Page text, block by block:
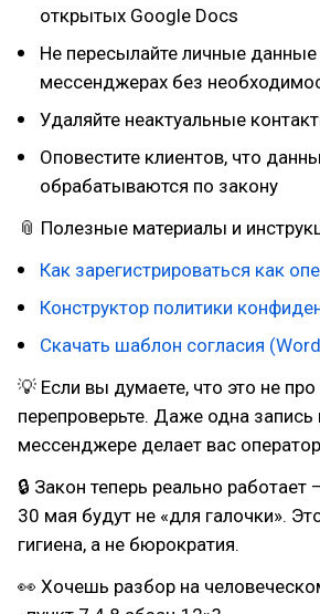
открытых Google Docs
Не пересылайте личные данные
мессенджерах без
Удаляйте неактуальные
Оповестите клиентов, что
обрабатываются по закону
📎 Полезные материалы и
Как зарегистрироваться как
Конструктор политики
Скачать шаблон согласия
💡 Если вы думаете, что это не
перепроверьте. Даже одна запись
мессенджере делает вас
🔒 Закон теперь реально работает
30 мая будут не «для галочки».
гигиена, а не бюрократия.
👀 Хочешь разбор на